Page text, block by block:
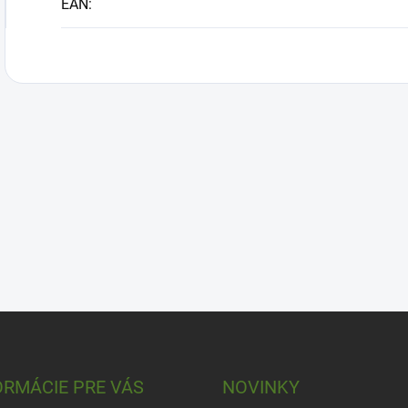
EAN:
PRE VÁS NOVINKY